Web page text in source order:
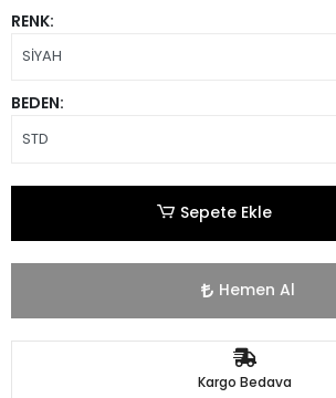
RENK:
BEDEN:
Sepete Ekle
Hemen Al
Kargo Bedava